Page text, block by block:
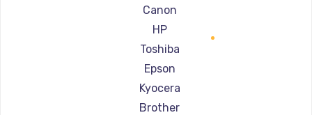
Ремонт принтеров Lexmark
Ремонт принтеров Sharp
Ремонт принтеров TSC
Ремонт принтеров Fujitsu
Ремонт принтеров Godex
Canon
HP
Toshiba
Epson
Kyocera
Brother